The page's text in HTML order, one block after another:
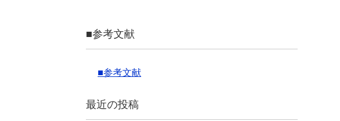
■参考文献
■参考文献
最近の投稿